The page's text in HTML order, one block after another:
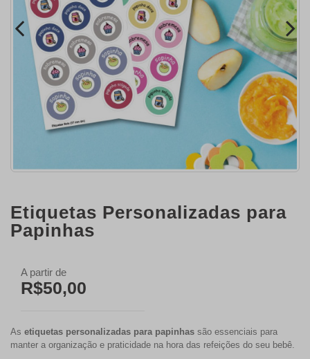
Etiquetas Personalizadas para
Papinhas
A partir de
R$50,00
As etiquetas personalizadas para papinhas são essenciais para
manter a organização e praticidade na hora das refeições do seu bebê.